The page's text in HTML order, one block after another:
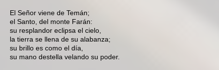
El Señor viene de Temán;
el Santo, del monte Farán:
su resplandor eclipsa el cielo,
la tierra se llena de su alabanza;
su brillo es como el día,
su mano destella velando su poder.